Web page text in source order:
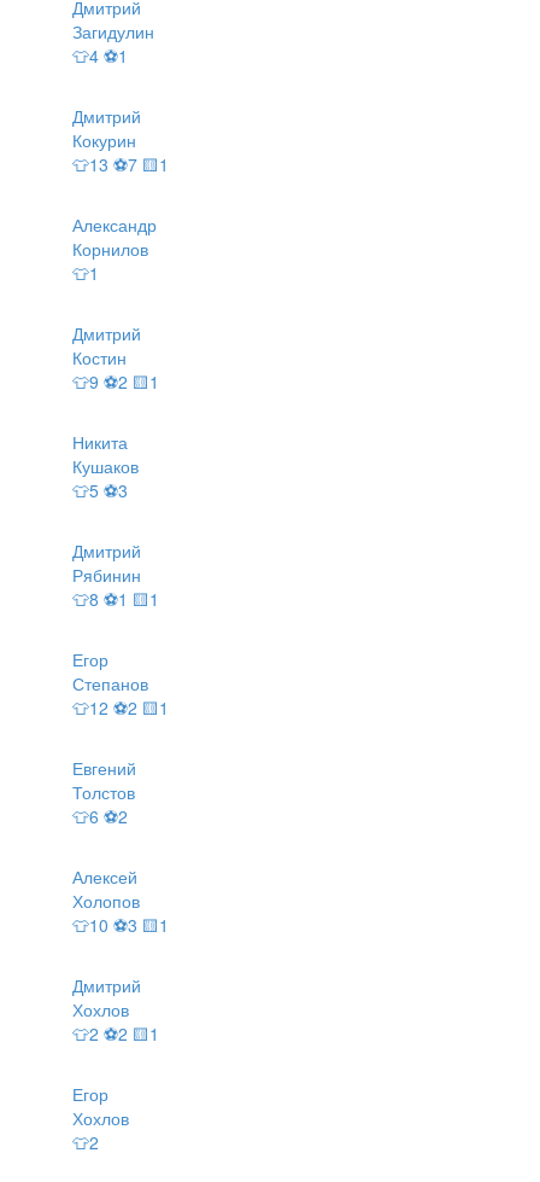
Дмитрий
Загидулин
👕4 ⚽1
Дмитрий
Кокурин
👕13 ⚽7 🟨1
Александр
Корнилов
👕1
Дмитрий
Костин
👕9 ⚽2 🟨1
Никита
Кушаков
👕5 ⚽3
Дмитрий
Рябинин
👕8 ⚽1 🟨1
Егор
Степанов
👕12 ⚽2 🟨1
Евгений
Толстов
👕6 ⚽2
Алексей
Холопов
👕10 ⚽3 🟨1
Дмитрий
Хохлов
👕2 ⚽2 🟨1
Егор
Хохлов
👕2